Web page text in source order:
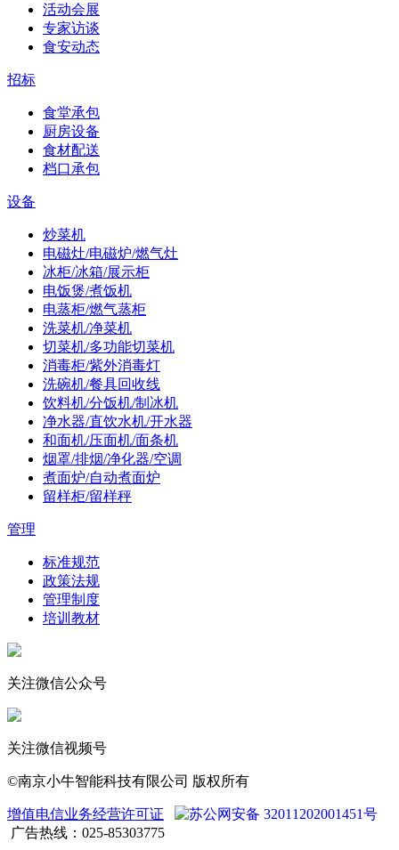
活动会展
专家访谈
食安动态
招标
食堂承包
厨房设备
食材配送
档口承包
设备
炒菜机
电磁灶/电磁炉/燃气灶
冰柜/冰箱/展示柜
电饭煲/煮饭机
电蒸柜/燃气蒸柜
洗菜机/净菜机
切菜机/多功能切菜机
消毒柜/紫外消毒灯
洗碗机/餐具回收线
饮料机/分饭机/制冰机
净水器/直饮水机/开水器
和面机/压面机/面条机
烟罩/排烟/净化器/空调
煮面炉/自动煮面炉
留样柜/留样秤
管理
标准规范
政策法规
管理制度
培训教材
关注微信公众号
关注微信视频号
©南京小牛智能科技有限公司 版权所有
增值电信业务经营许可证
苏公网安备 32011202001451号
广告热线：025-85303775